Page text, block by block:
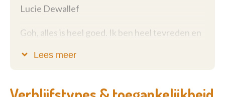
een prachtige stad waar verleden, heden en
Lucie Dewallef
Goh, alles is heel goed. Ik ben heel tevreden en
verpleging, allemaal!
Lees meer